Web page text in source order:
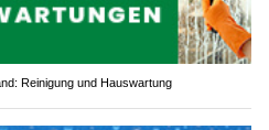
Reinigung und Hauswartung